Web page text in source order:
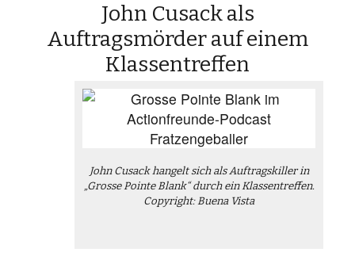
John Cusack als
Auftragsmörder auf einem
Klassentreffen
John Cusack hangelt sich als Auftragskiller in
„Grosse Pointe Blank“ durch ein Klassentreffen.
Copyright: Buena Vista